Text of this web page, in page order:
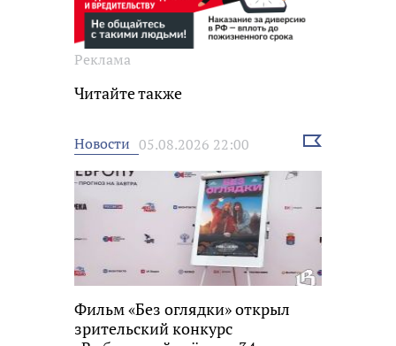
Реклама
Читайте также
Новости 05.08.2026 22:00
Выбрать
Фильм «Без оглядки» открыл
зрительский конкурс